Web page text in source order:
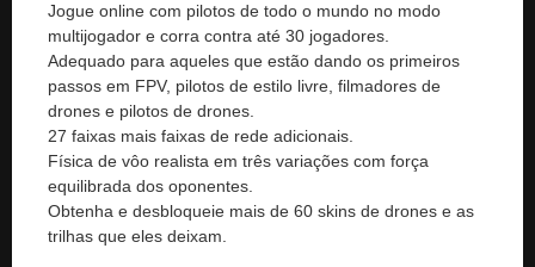
Jogue online com pilotos de todo o mundo no modo
multijogador e corra contra até 30 jogadores.
Adequado para aqueles que estão dando os primeiros
passos em FPV, pilotos de estilo livre, filmadores de
drones e pilotos de drones.
27 faixas mais faixas de rede adicionais.
Física de vôo realista em três variações com força
equilibrada dos oponentes.
Obtenha e desbloqueie mais de 60 skins de drones e as
trilhas que eles deixam.